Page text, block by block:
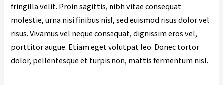
fringilla velit. Proin sagittis, nibh vitae consequat
molestie, urna nisi finibus nisl, sed euismod risus dolor vel
risus. Vivamus vel neque consequat, dignissim eros vel,
porttitor augue. Etiam eget volutpat leo. Donec tortor
dolor, pellentesque et turpis non, mattis fermentum nisl.